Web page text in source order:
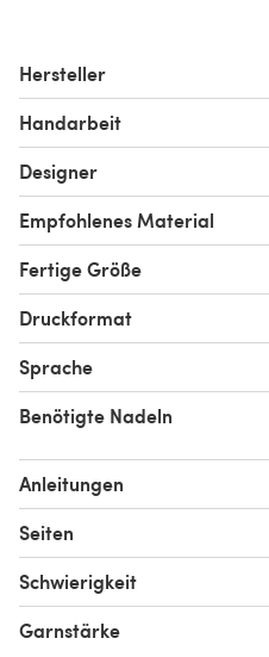
Hersteller
Handarbeit
Designer
Empfohlenes Material
Fertige Größe
Druckformat
Sprache
Benötigte Nadeln
Anleitungen
Seiten
Schwierigkeit
Garnstärke